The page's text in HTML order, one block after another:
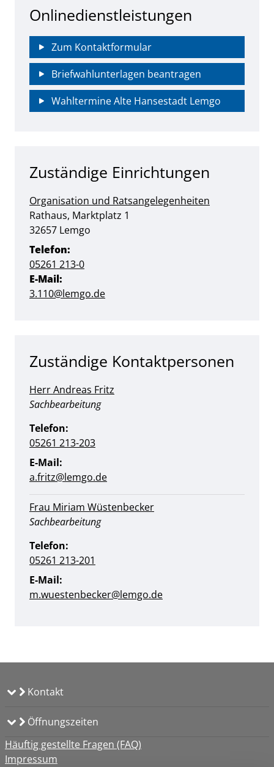
Onlinedienstleistungen
Zum Kontaktformular
Briefwahlunterlagen beantragen
Wahltermine Alte Hansestadt Lemgo
Zuständige Einrichtungen
Organisation und Ratsangelegenheiten
Straße:
Rathaus, Marktplatz Hausnummer:
1
PLZ:
32657 Ort:
Lemgo
Telefon:
05261 213-0
E-Mail:
3.110@lemgo.de
Zuständige Kontaktpersonen
Herr Andreas Fritz
Position:
Sachbearbeitung
Telefon:
05261 213-203
E-Mail:
a.fritz@lemgo.de
Frau Miriam Wüstenbecker
Position:
Sachbearbeitung
Telefon:
05261 213-201
E-Mail:
m.wuestenbecker@​lemgo.de
Kontakt
Öffnungszeiten
Häuftig gestellte Fragen (FAQ)
Impressum